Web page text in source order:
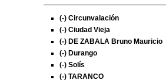
(-) Circunvalación
(-) Ciudad Vieja
(-) DE ZABALA Bruno Mauricio
(-) Durango
(-) Solís
(-) TARANCO